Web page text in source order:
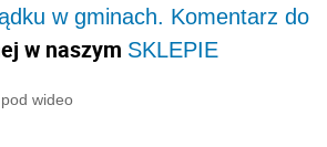
w gminach. Komentarz do
w naszym SKLEPIE
wideo